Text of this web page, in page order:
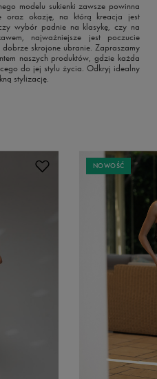
modelu sukienki zawsze powinna
oraz okazję, na którą kreacja jest
wybór padnie na klasykę, czy na
najważniejsze jest poczucie
skrojone ubranie. Zapraszamy
naszych produktów, gdzie każda
do jej stylu życia. Odkryj idealny
stylizację.
NOWOŚĆ